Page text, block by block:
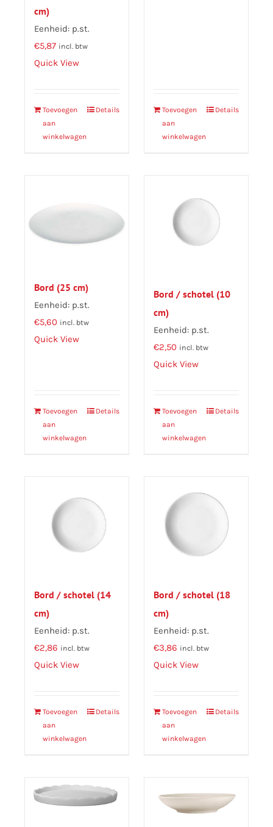
cm)
Eenheid: p.st.
€5,87 incl. btw
Quick View
Toevoegen
aan
winkelwagen
Details
Toevoegen
aan
winkelwagen
Details
Bord (25 cm)
Eenheid: p.st.
€5,60 incl. btw
Quick View
Toevoegen
aan
winkelwagen
Details
Bord / schotel (10
cm)
Eenheid: p.st.
€2,50 incl. btw
Quick View
Toevoegen
aan
winkelwagen
Details
Bord / schotel (14
cm)
Eenheid: p.st.
€2,86 incl. btw
Quick View
Toevoegen
aan
winkelwagen
Details
Bord / schotel (18
cm)
Eenheid: p.st.
€3,86 incl. btw
Quick View
Toevoegen
aan
winkelwagen
Details